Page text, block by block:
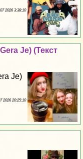
2026 3:38:10
Je) (Текст
Je)
2026 20:25:10